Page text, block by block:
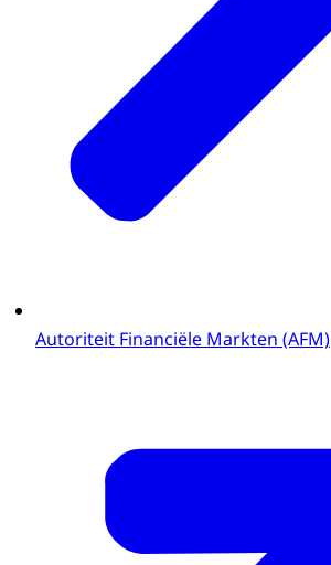
Autoriteit Financiële Markten (AFM)